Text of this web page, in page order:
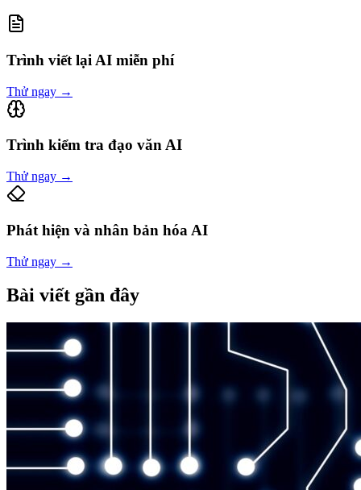
Trình viết lại AI miễn phí
Thử ngay →
Trình kiểm tra đạo văn AI
Thử ngay →
Phát hiện và nhân bản hóa AI
Thử ngay →
Bài viết gần đây